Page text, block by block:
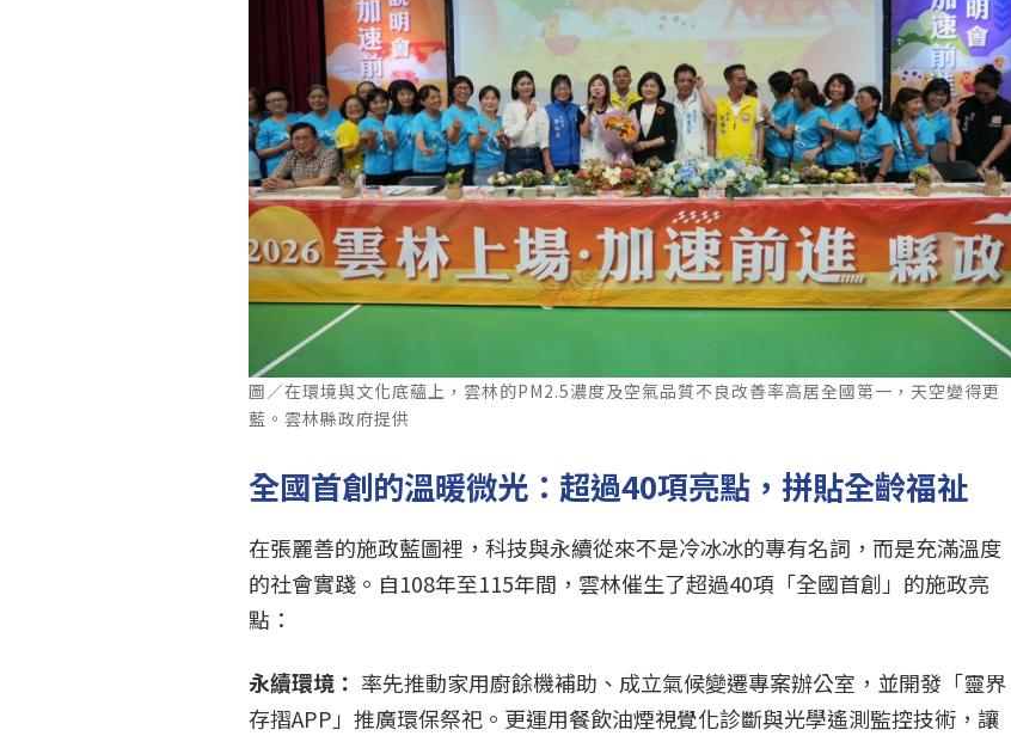
圖／在環境與文化底蘊上，雲林的PM2.5濃度及空氣品質不良改善率高居全國第一，天空變得更
藍。雲林縣政府提供
全國首創的溫暖微光：超過40項亮點，拼貼全齡福祉
在張麗善的施政藍圖裡，科技與永續從來不是冷冰冰的專有名詞，而是充滿溫度
的社會實踐。自108年至115年間，雲林催生了超過40項「全國首創」的施政亮
點：
永續環境： 率先推動家用廚餘機補助、成立氣候變遷專案辦公室，並開發「靈界
存摺APP」推廣環保祭祀。更運用餐飲油煙視覺化診斷與光學遙測監控技術，讓